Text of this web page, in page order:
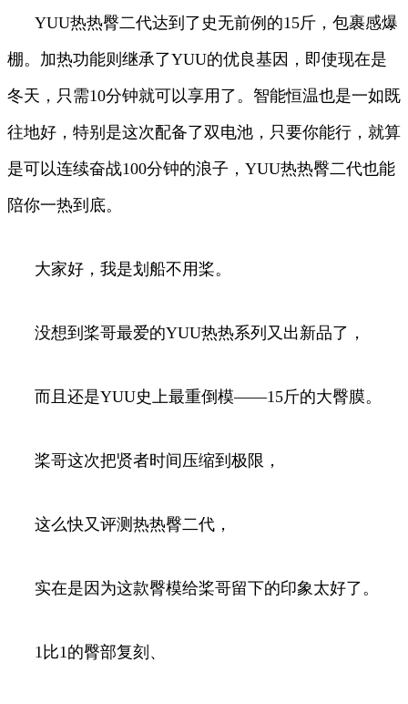
YUU热热臀二代达到了史无前例的15斤，包裹感爆
棚。加热功能则继承了YUU的优良基因，即使现在是
冬天，只需10分钟就可以享用了。智能恒温也是一如既
往地好，特别是这次配备了双电池，只要你能行，就算
是可以连续奋战100分钟的浪子，YUU热热臀二代也能
陪你一热到底。
大家好，我是划船不用桨。
没想到桨哥最爱的YUU热热系列又出新品了，
而且还是YUU史上最重倒模——15斤的大臀膜。
桨哥这次把贤者时间压缩到极限，
这么快又评测热热臀二代，
实在是因为这款臀模给桨哥留下的印象太好了。
1比1的臀部复刻、